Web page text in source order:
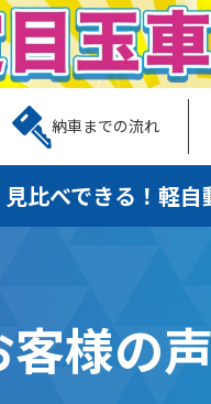
納車までの流れ
比べできる！ 軽自
客様の声